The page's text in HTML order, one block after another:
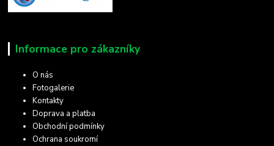
Informace pro zákazníky
O nás
Fotogalerie
Kontakty
Doprava a platba
Obchodní podmínky
Ochrana soukromí